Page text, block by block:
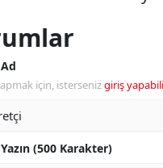
için, istersenizgiriş
(500 Karakter)